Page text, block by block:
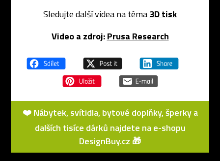
Sledujte další videa na téma3D tisk
Video a zdroj: Prusa Research
❤️ Nábytek, svítidla, bytové doplňky, šperky a
dalších tisíce dárků najdete na e-shopu
DesignBuy.cz 🎁